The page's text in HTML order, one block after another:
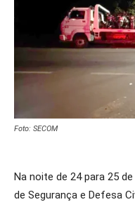
Foto: SECOM
Na noite de 24 para 25
de Segurança e Defesa